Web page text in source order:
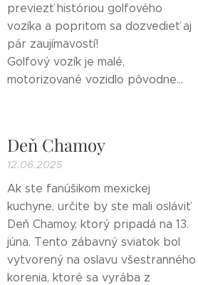
previezť históriou golfového
vozíka a popritom sa dozvedieť aj
pár zaujímavostí!
Golfový vozík je malé,
motorizované vozidlo pôvodne...
Deň Chamoy
12.06.2025
Ak ste fanúšikom mexickej
kuchyne, určite by ste mali osláviť
Deň Chamoy, ktorý pripadá na 13.
júna. Tento zábavný sviatok bol
vytvorený na oslavu všestranného
korenia, ktoré sa vyrába z